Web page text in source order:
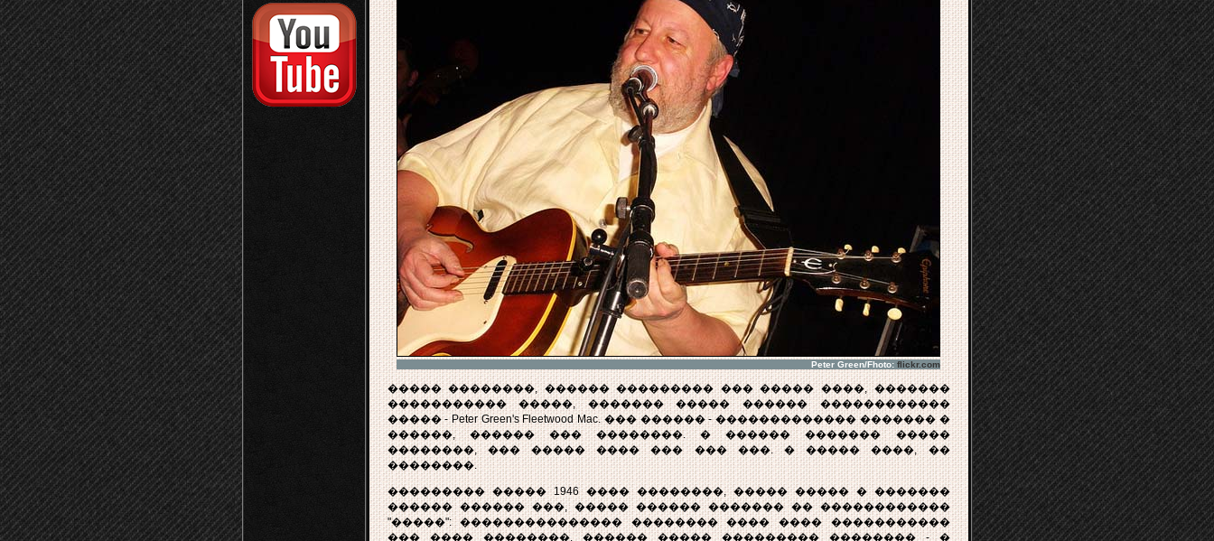
Peter Green/Fhoto: flickr.com
����� ��������, ������ ��������� ��� ����� ����, �������
����������� �����, ������� ����� ������ ������������
����� - Peter Green's Fleetwood Mac. ��� ������ - ������������� ������� �
������, ������ ��� ��������. � ������ ������� �����
��������, ��� ����� ���� ��� ��� ���. � ����� ����, ��
��������.
��������� ����� 1946 ���� ��������, ����� ����� � �������
������ ������ ���, ����� ������ ������� �� ������������
"�����": ��������������� �������� ���� ���� �����������
��� ���� ��������. ������ ����� ��������� �������� - �